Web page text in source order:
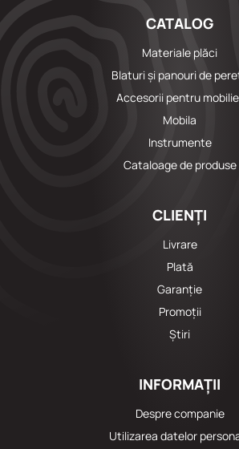
CATALOG
Materiale plăci
Blaturi și panouri de
Accesorii pentru
Mobila
Instrumente
Cataloage de produse
CLIENȚI
Livrare
Plată
Garanție
Promoții
Știri
INFORMAȚII
Despre companie
Utilizarea datelor